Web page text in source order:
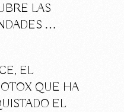
LAS
…
EL
QUE HA
EL